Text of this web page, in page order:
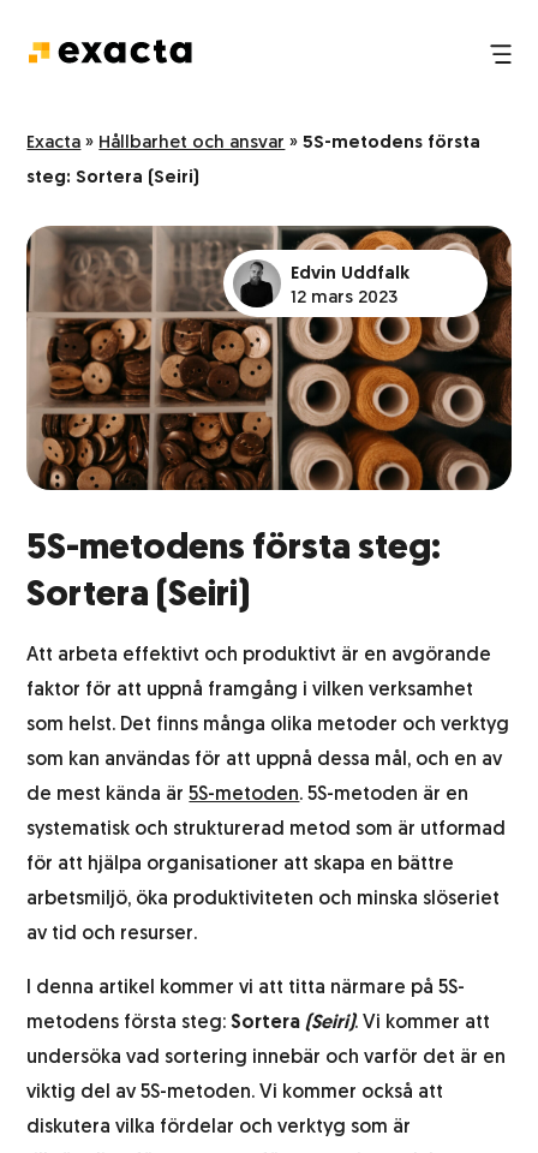
Exacta » Hållbarhet och ansvar »5S-metodens första
steg: Sortera (Seiri)
Edvin Uddfalk
12 mars 2023
5S-metodens första steg:
Sortera (Seiri)
Att arbeta effektivt och produktivt är en avgörande
faktor för att uppnå framgång i vilken verksamhet
som helst. Det finns många olika metoder och verktyg
som kan användas för att uppnå dessa mål, och en av
de mest kända är5S-metoden. 5S-metoden är en
systematisk och strukturerad metod som är utformad
för att hjälpa organisationer att skapa en bättre
arbetsmiljö, öka produktiviteten och minska slöseriet
av tid och resurser.
I denna artikel kommer vi att titta närmare på 5S-
metodens första steg:Sortera(Seiri). Vi kommer att
undersöka vad sortering innebär och varför det är en
viktig del av 5S-metoden. Vi kommer också att
diskutera vilka fördelar och verktyg som är
Pack och plock
Logistik och transport
Lagerhållning
Etikettering
Returhantering
Lagerhotell
Logistik för alkoholprodukter
Kundtjänst
Abonnemangsutskick